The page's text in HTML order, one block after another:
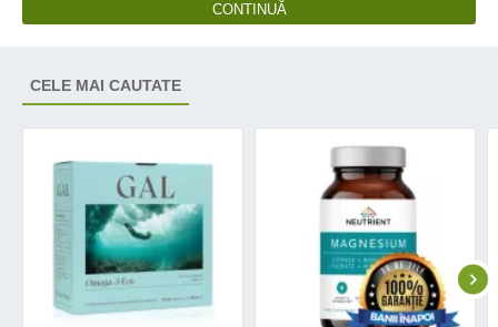
CONTINUĂ
CELE MAI CAUTATE